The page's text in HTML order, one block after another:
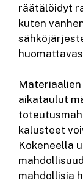
räätälöidyt
kuten
aikataulut
kalusteet
Kokeneella
mahdollisia